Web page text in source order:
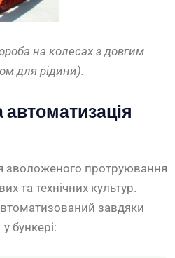
на колесах з довгим
для рідини).
зволоженого протруювання
та технічних культур.
завдяки
бункері: